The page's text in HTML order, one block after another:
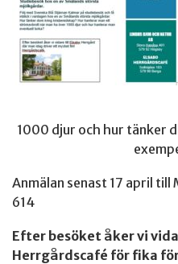
1000 djur och hur tänker
Anmälan senast 17 april
614
Efter besöket åker vi
Herrgårdscafé för fika